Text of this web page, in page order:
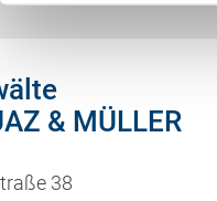
& MÜLLER
38